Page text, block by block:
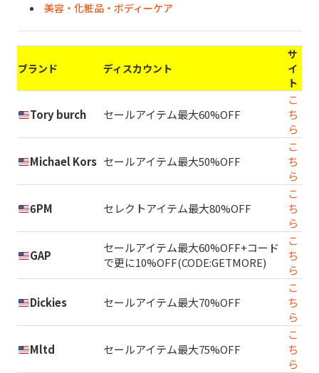
美容・化粧品・ボディーケア
ブランド ディスカウント
サ
イ
ト
Tory burch セールアイテム最大60%OFF
こ
ち
ら
Michael Kors セールアイテム最大50%OFF
こ
ち
ら
6PM セレクトアイテム最大80%OFF
こ
ち
ら
GAP
セールアイテム最大60%OFF+コード
で更に10%OFF(CODE:GETMORE)
こ
ち
ら
Dickies セールアイテム最大70%OFF
こ
ち
ら
Mltd セールアイテム最大75%OFF
こ
ち
ら